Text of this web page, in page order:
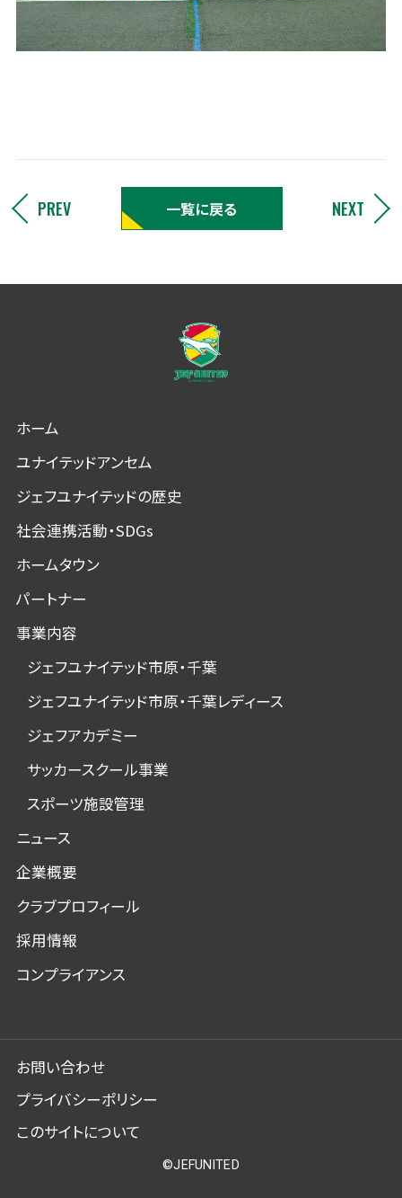
PREV 一覧に戻る NEXT
ホーム
ユナイテッドアンセム
ジェフユナイテッドの歴史
社会連携活動・SDGs
ホームタウン
パートナー
事業内容
ジェフユナイテッド市原・千葉
ジェフユナイテッド市原・千葉レディース
ジェフアカデミー
サッカースクール事業
スポーツ施設管理
ニュース
企業概要
クラブプロフィール
採用情報
コンプライアンス
お問い合わせ
プライバシーポリシー
このサイトについて
©JEFUNITED